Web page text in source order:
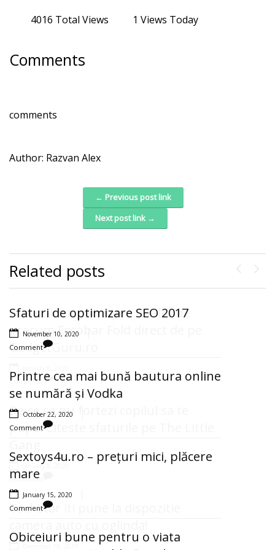
4016 Total Views 1 Views Today
Comments
comments
Author: Razvan Alex
Post navigation← Previous post link
Next post link →
Related posts
Sfaturi de optimizare SEO 2017
November 10, 2020
Comment
Printre cea mai bună bautura online
se numără și Vodka
October 22, 2020
Comment
Sextoys4u.ro – prețuri mici, plăcere
mare
January 15, 2020
Comment
Obiceiuri bune pentru o viata
Afla noile stiri despre telefoane
precum Escobar Fold direct de pe
GadgetGuru.ro
Comment
De ce sa nu fortezi copilul sa te
pupe! Citeste sfaturile pe The Little
January 8, 2020
Comment
Techstar iti pune la dispozitie
Next